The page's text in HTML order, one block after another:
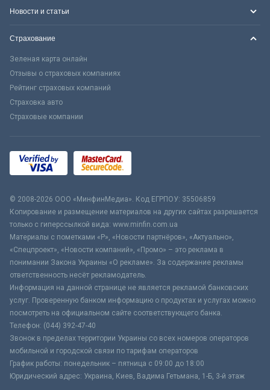
Новости и статьи
Страхование
Зеленая карта онлайн
Отзывы о страховых компаниях
Рейтинг страховых компаний
Страховка авто
Страховые компании
© 2008-2026 ООО «МинфинМедиа». Код ЕГРПОУ: 35506859
Копирование и размещение материалов на других сайтах разрешается
только с гиперссылкой вида: www.minfin.com.ua
Материалы с пометками «Р», «Новости партнёров», «Актуально»,
«Спецпроект», «Новости компаний», «Промо» – это реклама в
понимании Закона Украины «О рекламе». За содержание рекламы
ответственность несёт рекламодатель.
Информация на данной странице не является рекламой банковских
услуг. Проверенную банком информацию о продуктах и услугах можно
посмотреть на официальном сайте соответствующего банка.
Телефон: (044) 392-47-40
Звонок в пределах территории Украины со всех номеров операторов
мобильной и городской связи по тарифам операторов
График работы: понедельник – пятница с 09:00 до 18:00
Юридический адрес: Украина, Киев, Вадима Гетьмана, 1-Б, 3-й этаж